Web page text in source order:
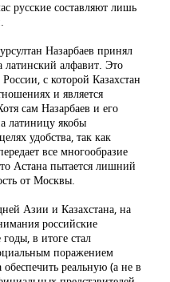
русские составляют лишь
Назарбаев принял
латинский алфавит. Это
с которой Казахстан
и является
сам Назарбаев и его
латиницу якобы
удобства, так как
все многообразие
Астана пытается лишний
от Москвы.
Азии и Казахстана, на
российские
в итоге стал
поражением
реальную (а не в